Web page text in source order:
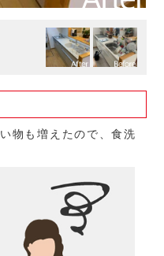
物も増えたので、食洗